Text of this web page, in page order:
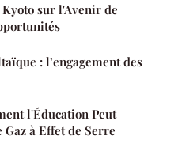
sur l'Avenir de
: l’engagement des
l'Éducation Peut
à Effet de Serre